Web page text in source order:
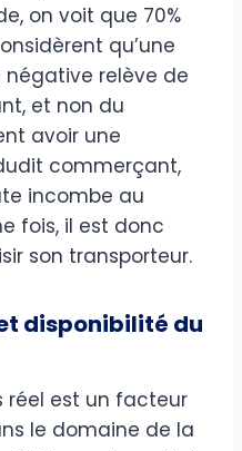
on voit que 70%
qu’une
négative relève de
et non du
avoir une
commerçant,
incombe au
fois, il est donc
son transporteur.
disponibilité du
réel est un facteur
le domaine de la